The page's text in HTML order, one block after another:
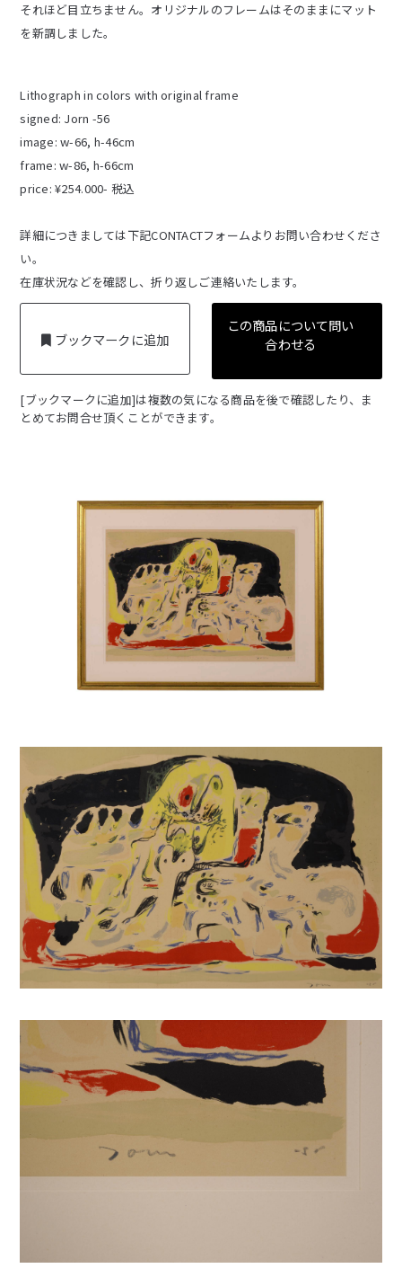
それほど目立ちません。オリジナルのフレームはそのままにマット
を新調しました。
Lithograph in colors with original frame
signed: Jorn -56
image: w-66, h-46cm
frame: w-86, h-66cm
price: ¥254.000- 税込
詳細につきましては下記CONTACTフォームよりお問い合わせくださ
い。
在庫状況などを確認し、折り返しご連絡いたします。
ブックマークに追加
この商品について問い
合わせる
[ブックマークに追加]は複数の気になる商品を後で確認したり、ま
とめてお問合せ頂くことができます。